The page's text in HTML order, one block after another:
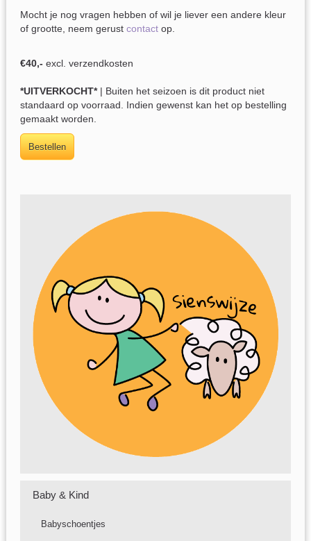
Mocht je nog vragen hebben of wil je liever een andere kleur
of grootte, neem gerust contactop.
€40,- excl. verzendkosten
*UITVERKOCHT*
| Buiten het seizoen is dit product niet
standaard op voorraad. Indien gewenst kan het op bestelling
gemaakt worden.
Baby & Kind
Babyschoentjes